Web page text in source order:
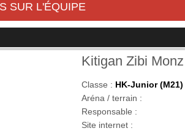
SUR L'ÉQUIPE
Kitigan Zibi Monz
Classe : HK-Junior (M21)
Aréna / terrain :
Responsable :
Site internet :